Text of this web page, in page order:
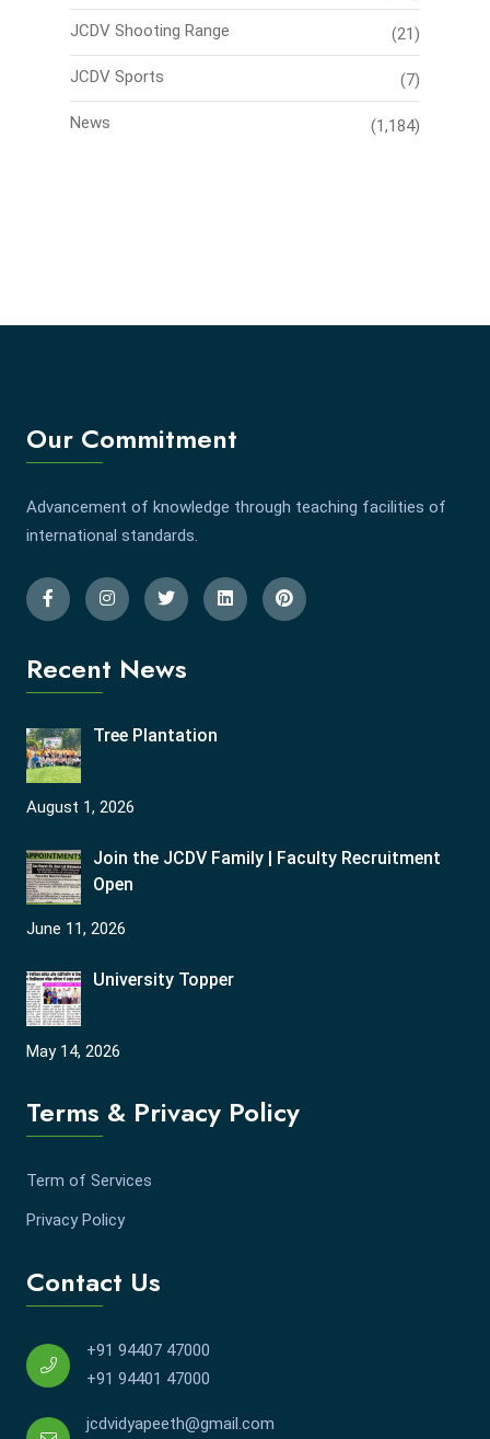
JCDV Shooting Range (21)
JCDV Sports (7)
News (1,184)
Our Commitment
Advancement of knowledge through teaching facilities of
international standards.
Recent News
Tree Plantation
August 1, 2026
Join the JCDV Family | Faculty Recruitment
Open
June 11, 2026
University Topper
May 14, 2026
Terms & Privacy Policy
Term of Services
Privacy Policy
Contact Us
+91 94407 47000
+91 94401 47000
jcdvidyapeeth@gmail.com